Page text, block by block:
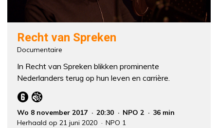
Recht van Spreken
Documentaire
In Recht van Spreken blikken prominente
Nederlanders terug op hun leven en carrière.
Wo 8 november 2017 20:30 NPO 2
36 min
Herhaald op 21 juni 2020
NPO 1